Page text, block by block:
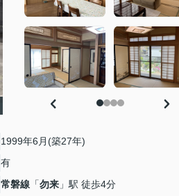
1999年6月(築27年)
有
常磐線 「勿来 」駅 徒歩4分